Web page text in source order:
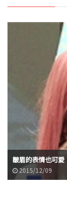
皺眉的表情也可愛
2015/12/09